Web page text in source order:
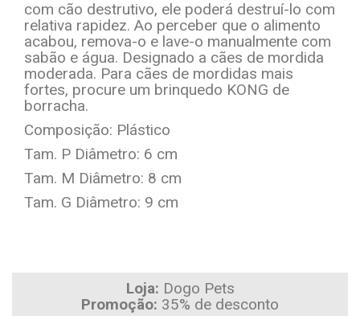
com cão destrutivo, ele poderá destruí-lo com
relativa rapidez. Ao perceber que o alimento
acabou, remova-o e lave-o manualmente com
sabão e água. Designado a cães de mordida
moderada. Para cães de mordidas mais
fortes, procure um brinquedo KONG de
borracha.
Composição: Plástico
Tam. P Diâmetro: 6 cm
Tam. M Diâmetro: 8 cm
Tam. G Diâmetro: 9 cm
Loja: Dogo Pets
Promoção: 35% de desconto